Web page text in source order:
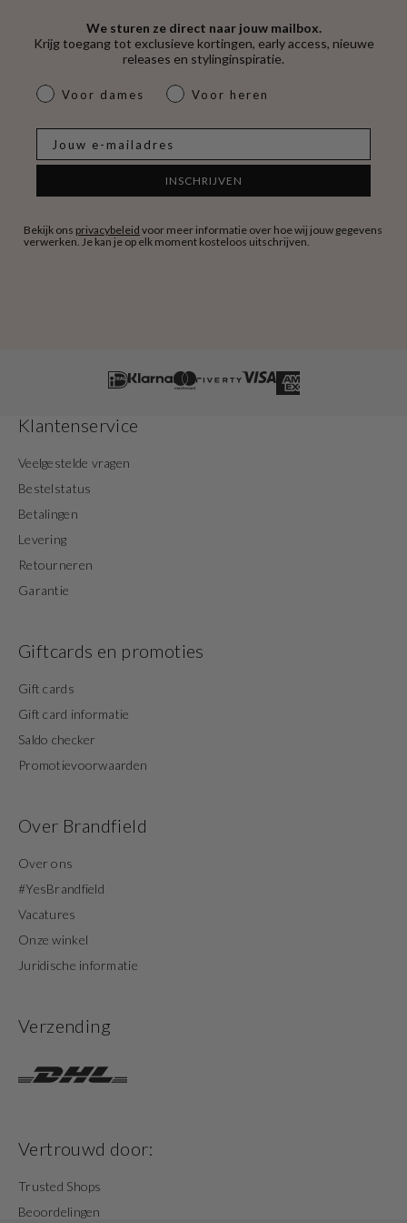
We sturen ze direct naar jouw mailbox.
Krijg toegang tot exclusieve kortingen, early access, nieuwe
releases en stylinginspiratie.
dames & heren
Voor dames Voor heren
INSCHRIJVEN
Bekijk ons privacybeleid voor meer informatie over hoe wij jouw gegevens
verwerken. Je kan je op elk moment kosteloos uitschrijven.
Klantenservice
Veelgestelde vragen
Bestelstatus
Betalingen
Levering
Retourneren
Garantie
Giftcards en promoties
Gift cards
Gift card informatie
Saldo checker
Promotievoorwaarden
Over Brandfield
Over ons
#YesBrandfield
Vacatures
Onze winkel
Juridische informatie
Verzending
Vertrouwd door:
Trusted Shops
Beoordelingen